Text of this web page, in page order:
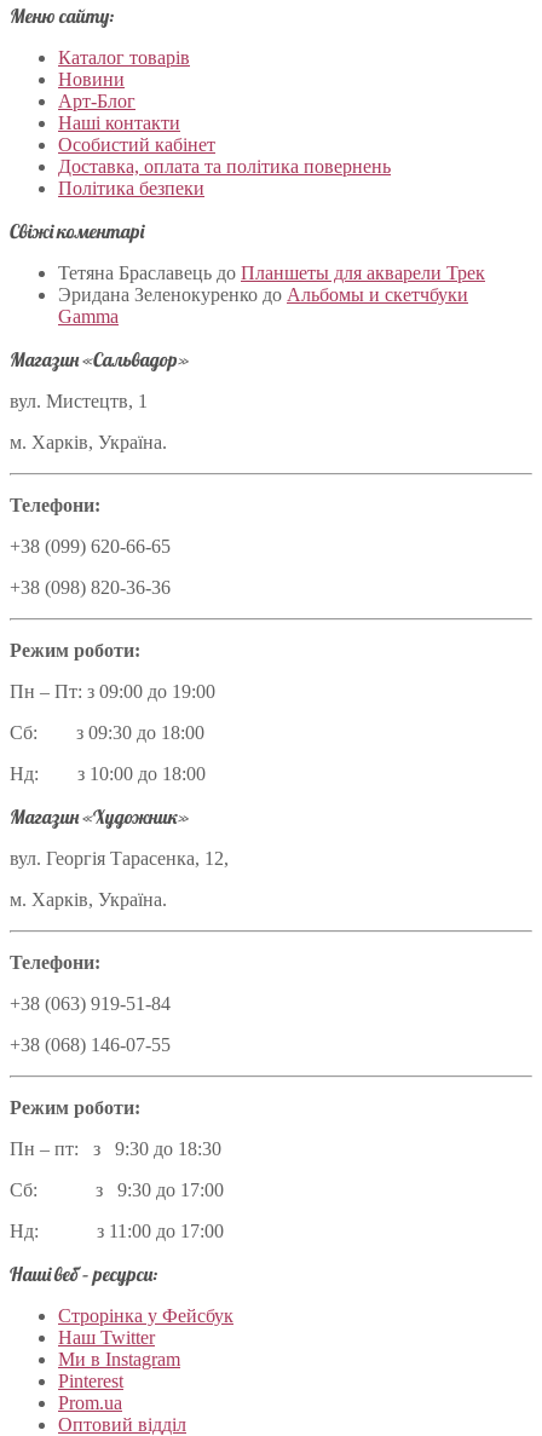
Меню сайту:
Каталог товарів
Новини
Арт-Блог
Наші контакти
Особистий кабінет
Доставка, оплата та політика повернень
Політика безпеки
Свіжі коментарі
Тетяна Браславець до Планшеты для акварели Трек
Эридана Зеленокуренко до Альбомы и скетчбуки
Gamma
Магазин «Сальвадор»
вул. Мистецтв, 1
м. Харків, Україна.
Телефони:
+38 (099) 620-66-65
+38 (098) 820-36-36
Режим роботи:
Пн – Пт: з 09:00 до 19:00
Сб: з 09:30 до 18:00
Нд: з 10:00 до 18:00
Магазин «Художник»
вул. Георгія Тарасенка, 12,
м. Харків, Україна.
Телефони:
+38 (063) 919-51-84
+38 (068) 146-07-55
Режим роботи:
Пн – пт: з 9:30 до 18:30
Сб: з 9:30 до 17:00
Нд: з 11:00 до 17:00
Наші веб – ресурси:
Строрінка у Фейсбук
Наш Twitter
Ми в Instagram
Pinterest
Prom.ua
Оптовий відділ